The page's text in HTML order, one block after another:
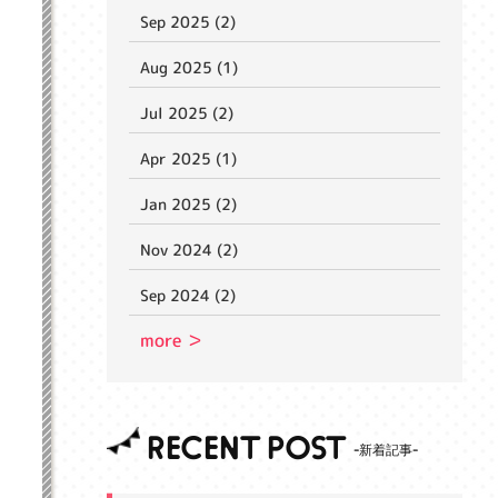
Sep 2025 (2)
Aug 2025 (1)
Jul 2025 (2)
Apr 2025 (1)
Jan 2025 (2)
Nov 2024 (2)
Sep 2024 (2)
more ＞
RECENT POST